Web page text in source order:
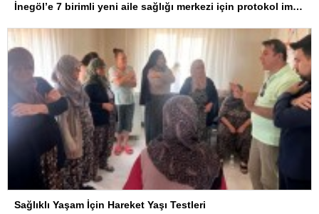
İnegöl’e 7 birimli yeni aile sağlığı merkezi için protokol imzalandı
Sağlıklı Yaşam İçin Hareket Yaşı Testleri